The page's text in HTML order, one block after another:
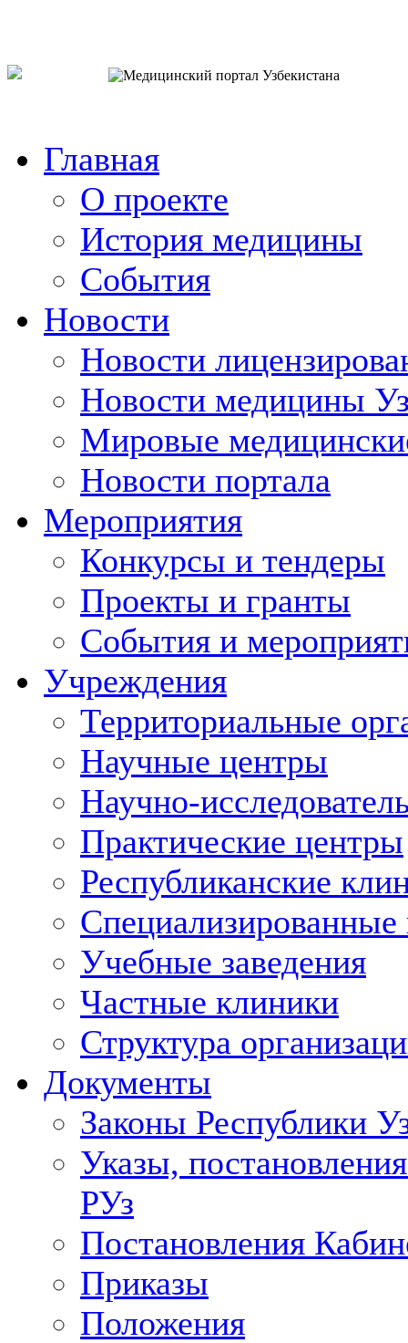
Главная
О проекте
История медицины
События
Новости
Новости
Новости медицины
Мировые
Новости портала
Мероприятия
Конкурсы и тендеры
Проекты и гранты
События и
Учреждения
Территориальные
Научные центры
Научно-
Практические центры
Республиканские
Учебные заведения
Частные клиники
Структура
Документы
Законы Республики
Указы,
РУз
Постановления
Приказы
Положения